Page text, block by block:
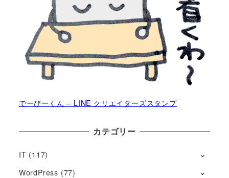
でーびーくん – LINE クリエイターズスタンプ
カテゴリー
IT (117)
WordPress (77)